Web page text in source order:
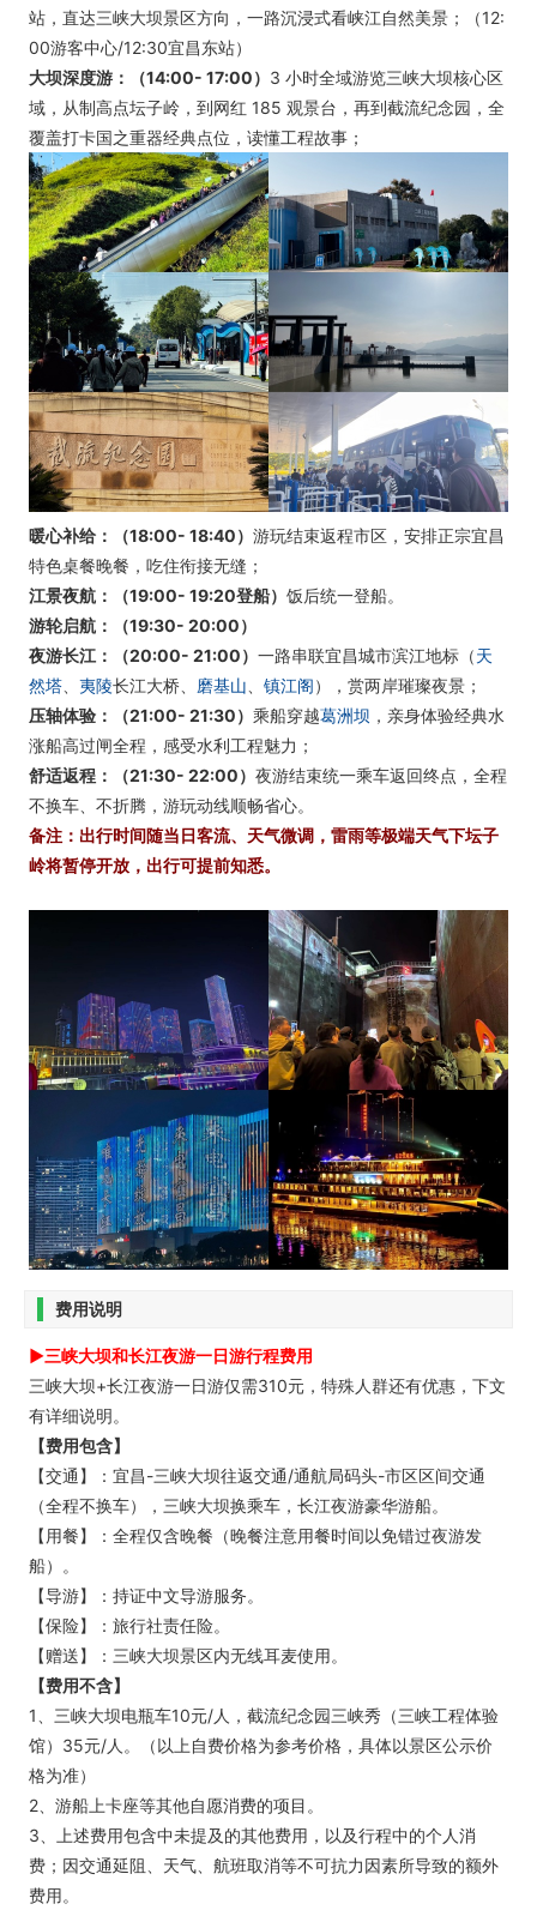
站，直达三峡大坝景区方向，一路沉浸式看峡江自然美景；（12:
00游客中心/12:30宜昌东站）
大坝深度游：（14:00- 17:00） 3 小时全域游览三峡大坝核心区
域，从制高点坛子岭，到网红 185 观景台，再到截流纪念园，全
覆盖打卡国之重器经典点位，读懂工程故事；
暖心补给：（18:00- 18:40） 游玩结束返程市区，安排正宗宜昌
特色桌餐晚餐，吃住衔接无缝；
江景夜航：（19:00- 19:20登船） 饭后统一登船。
游轮启航 ：
（19:30- 20:00）
夜游长江：（20:00- 21:00） 一路串联宜昌城市滨江地标（天
然塔
夷陵长江大桥、 磨基山 镇江阁），赏两岸璀璨夜景；
压轴体验：（21:00- 21:30） 乘船穿越葛洲坝 ，亲身体验经典水
涨船高过闸全程，感受水利工程魅力；
舒适返程：（21:30- 22:00） 夜游结束统一乘车返回终点，全程
不换车、不折腾，游玩动线顺畅省心。
备注：出行时间随当日客流、天气微调，雷雨等极端天气下坛子
岭将暂停开放，出行可提前知悉。
费用说明
►三峡大坝和长江夜游一日游行程费用
三峡大坝+长江夜游一日游仅需310元，特殊人群还有优惠，下文
有详细说明。
【费用包含】
【交通】：宜昌-三峡大坝往返交通/通航局码头-市区区间交通
（全程不换车），三峡大坝换乘车，长江夜游豪华游船。
【用餐】：全程仅含晚餐（晚餐注意用餐时间以免错过夜游发
船）。
【导游】：持证中文导游服务。
【保险】：旅行社责任险。
【赠送】：三峡大坝景区内无线耳麦使用。
【费用不含】
1、三峡大坝电瓶车10元/人，截流纪念园三峡秀（三峡工程体验
馆）35元/人。（以上自费价格为参考价格，具体以景区公示价
格为准）
2、游船上卡座等其他自愿消费的项目。
3、上述费用包含中未提及的其他费用，以及行程中的个人消
费；因交通延阻、天气、航班取消等不可抗力因素所导致的额外
费用。